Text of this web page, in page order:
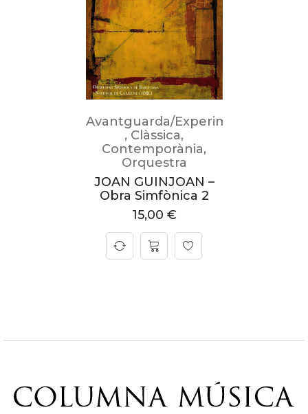
Avantguarda/Experimental
, Clàssica,
Contemporània,
Orquestra
JOAN GUINJOAN –
Obra Simfònica 2
15,00 €